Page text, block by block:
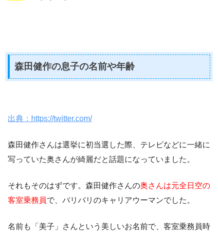
森田健作の息子の名前や年齢
出典：https://twitter.com/
森田健作さんは選挙に初当選した際、テレビなどに一緒に
写っていた奥さんが綺麗だと話題になっていました。
それもそのはずです。森田健作さんの奥さんは元全日空の
客室乗務員で、バリバリのキャリアウーマンでした。
名前も 「美子」 さんという美しいお名前で、客室乗務員時